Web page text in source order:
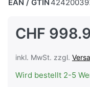
EAN / GTIN
CHF
inkl. MwSt. zzgl.
Wird bestellt 2-5